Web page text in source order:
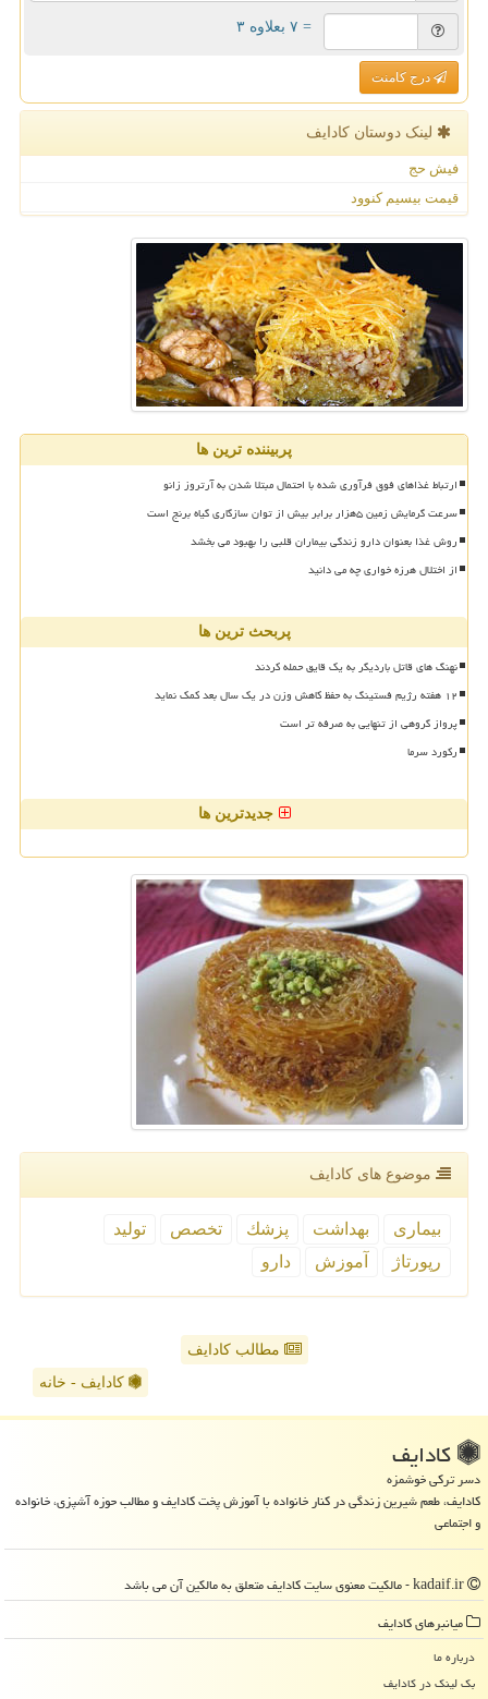
= ۷ بعلاوه ۳
درج کامنت
لینک دوستان كادایف
فیش حج
قیمت بیسیم کنوود
پربیننده ترین ها
ارتباط غذاهای فوق فرآوری شده با احتمال مبتلا شدن به آرتروز زانو
سرعت گرمایش زمین ۵هزار برابر بیش از توان سازگاری گیاه برنج است
روش غذا بعنوان دارو زندگی بیماران قلبی را بهبود می بخشد
از اختلال هرزه خواری چه می دانید
پربحث ترین ها
نهنگ های قاتل باردیگر به یک قایق حمله کردند
۱۲ هفته رژیم فستینگ به حفظ کاهش وزن در یک سال بعد کمک نماید
پرواز گروهی از تنهایی به صرفه تر است
رکورد سرما
جدیدترین ها
موضوع های كادایف
بیماری بهداشت پزشك تخصص
تولید
رپورتاژ
آموزش دارو
مطالب کادایف
کادایف - خانه
كادایف
دسر ترکی خوشمزه
کادایف، طعم شیرین زندگی در کنار خانواده با آموزش پخت کادایف و مطالب حوزه آشپزی، خانواده
و اجتماعی
میانبرهای كادایف
درباره ما
بک لینک در كادایف